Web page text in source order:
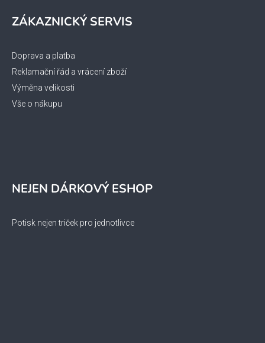
ZÁKAZNICKÝ SERVIS
Doprava a platba
Reklamační řád a vrácení zboží
Výměna velikosti
Vše o nákupu
NEJEN DÁRKOVÝ ESHOP
Potisk nejen triček pro jednotlivce